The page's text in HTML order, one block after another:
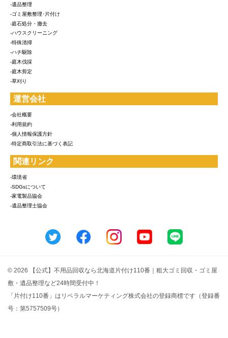
-遺品整理
-ゴミ屋敷整理･片付け
-庭石処分・撤去
-ハウスクリーニング
-特殊清掃
-ハチ駆除
-庭木伐採
-庭木剪定
-草刈り
運営会社
-会社概要
-利用規約
-個人情報保護方針
-特定商取引法に基づく表記
関連リンク
-環境省
-SDGsについて
-家電製品協会
-遺品整理士協会
© 2026 【公式】不用品回収なら北海道片付け110番｜粗大ゴミ回収・ゴミ屋
敷・遺品整理など24時間受付中！
「片付け110番」はリベラルマーケティング株式会社の登録商標です（登録番
号：第5757509号）